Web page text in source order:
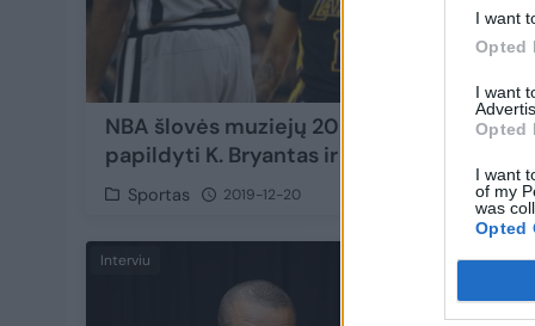
I want
Opted
I want
Opted
I want
of my
was
Opted
NBA šlovės muziejų 2020 metais gali
papildyti K. Bryantas ir T. Duncanas
Sportas 2019-12-20
Interviu